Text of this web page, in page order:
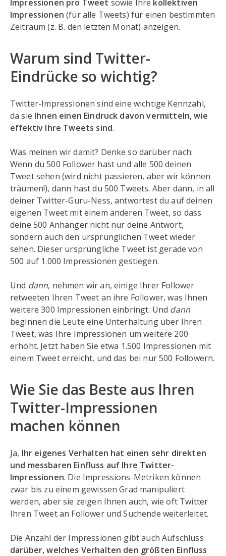
Impressionen pro Tweet sowie Ihre kollektiven
Impressionen(für alle Tweets) für einen bestimmten
Zeitraum (z. B. den letzten Monat) anzeigen.
Warum sind Twitter-
Eindrücke so wichtig?
Twitter-Impressionen sind eine wichtige Kennzahl,
da sie Ihnen einen Eindruck davon vermitteln, wie
effektiv Ihre Tweets sind.
Was meinen wir damit? Denke so darüber nach:
Wenn du 500 Follower hast und alle 500 deinen
Tweet sehen (wird nicht passieren, aber wir können
träumen!), dann hast du 500 Tweets. Aber dann, in all
deiner Twitter-Guru-Ness, antwortest du auf deinen
eigenen Tweet mit einem anderen Tweet, so dass
deine 500 Anhänger nicht nur deine Antwort,
sondern auch den ursprünglichen Tweet wieder
sehen. Dieser ursprüngliche Tweet ist gerade von
500 auf 1.000 Impressionen gestiegen.
Und dann, nehmen wir an, einige Ihrer Follower
retweeten Ihren Tweet an ihre Follower, was Ihnen
weitere 300 Impressionen einbringt. Und dann
beginnen die Leute eine Unterhaltung über Ihren
Tweet, was Ihre Impressionen um weitere 200
erhöht. Jetzt haben Sie etwa 1.500 Impressionen mit
einem Tweet erreicht, und das bei nur 500 Followern.
Wie Sie das Beste aus Ihren
Twitter-Impressionen
machen können
Ja, Ihr eigenes Verhalten hat einen sehr direkten
und messbaren Einfluss auf Ihre Twitter-
Impressionen. Die Impressions-Metriken können
zwar bis zu einem gewissen Grad manipuliert
werden, aber sie zeigen Ihnen auch, wie oft Twitter
Ihren Tweet an Follower und Suchende weiterleitet.
Die Anzahl der Impressionen gibt auch Aufschluss
darüber, welches Verhalten den größten Einfluss